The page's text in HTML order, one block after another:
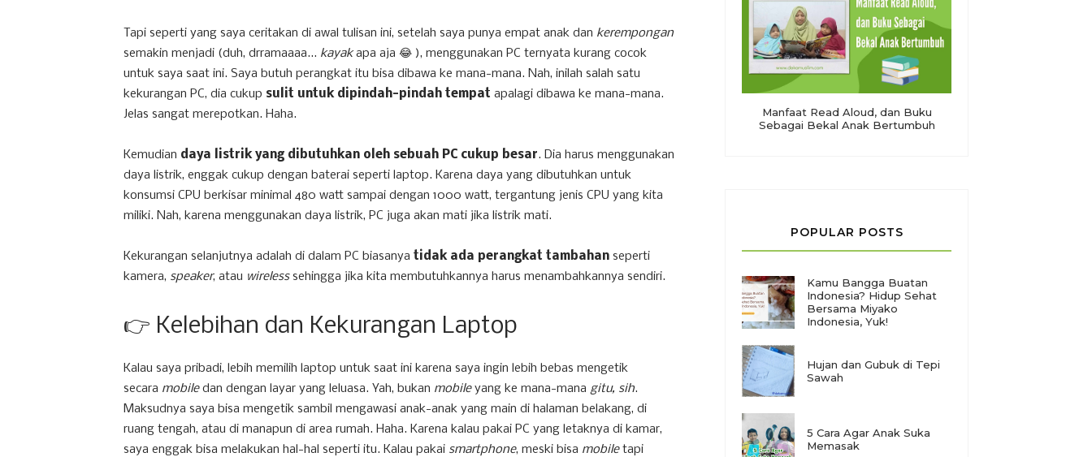
Tapi seperti yang saya ceritakan di awal tulisan ini, setelah saya punya empat anak dan kerempongan
semakin menjadi (duh, drramaaaa... kayakapa aja 😂 ), menggunakan PC ternyata kurang cocok
untuk saya saat ini. Saya butuh perangkat itu bisa dibawa ke mana-mana. Nah, inilah salah satu
kekurangan PC, dia cukup sulit untuk dipindah-pindah tempat apalagi dibawa ke mana-mana.
Jelas sangat merepotkan. Haha.
Kemudian daya listrik yang dibutuhkan oleh sebuah PC cukup besar. Dia harus menggunakan
daya listrik, enggak cukup dengan baterai seperti laptop. Karena daya yang dibutuhkan untuk
konsumsi CPU berkisar minimal 480 watt sampai dengan 1000 watt, tergantung jenis CPU yang kita
miliki. Nah, karena menggunakan daya listrik, PC juga akan mati jika listrik mati.
Kekurangan selanjutnya adalah di dalam PC biasanya tidak ada perangkat tambahan seperti
kamera, speaker, atau wirelesssehingga jika kita membutuhkannya harus menambahkannya sendiri.
👉 Kelebihan dan Kekurangan Laptop
Kalau saya pribadi, lebih memilih laptop untuk saat ini karena saya ingin lebih bebas mengetik
secara mobiledan dengan layar yang leluasa. Yah, bukan mobileyang ke mana-mana gitu, sih.
Maksudnya saya bisa mengetik sambil mengawasi anak-anak yang main di halaman belakang, di
ruang tengah, atau di manapun di area rumah. Haha. Karena kalau pakai PC yang letaknya di kamar,
saya enggak bisa melakukan hal-hal seperti itu. Kalau pakai smartphone, meski bisa mobiletapi
Manfaat Read Aloud, dan Buku
Sebagai Bekal Anak Bertumbuh
POPULAR POSTS
Kamu Bangga Buatan
Indonesia? Hidup Sehat
Bersama Miyako
Indonesia, Yuk!
Hujan dan Gubuk di Tepi
Sawah
5 Cara Agar Anak Suka
Memasak